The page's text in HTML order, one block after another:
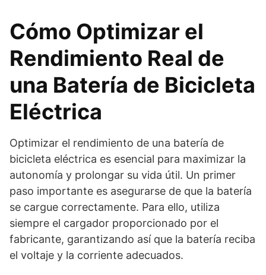
Cómo Optimizar el
Rendimiento Real de
una Batería de Bicicleta
Eléctrica
Optimizar el rendimiento de una batería de
bicicleta eléctrica es esencial para maximizar la
autonomía y prolongar su vida útil. Un primer
paso importante es asegurarse de que la batería
se cargue correctamente. Para ello, utiliza
siempre el cargador proporcionado por el
fabricante, garantizando así que la batería reciba
el voltaje y la corriente adecuados.